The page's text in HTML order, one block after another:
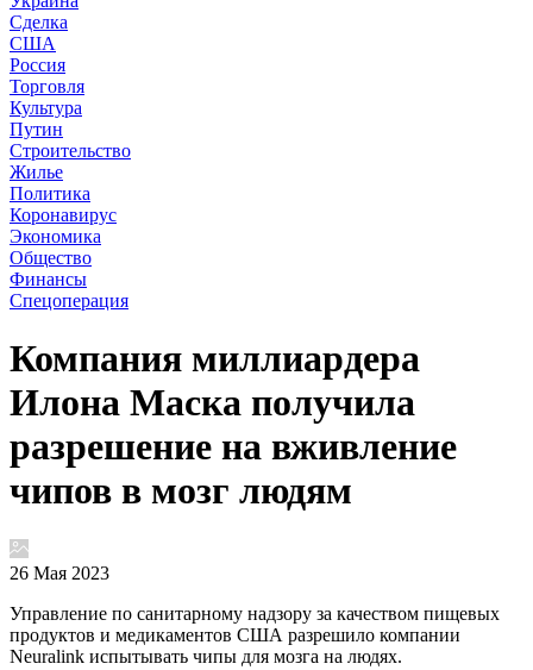
Сделка
США
Россия
Торговля
Культура
Путин
Строительство
Жилье
Политика
Коронавирус
Экономика
Общество
Финансы
Спецоперация
Компания миллиардера
Илона Маска получила
разрешение на вживление
чипов в мозг людям
26 Мая 2023
Управление по санитарному надзору за качеством пищевых
продуктов и медикаментов США разрешило компании
Neuralink испытывать чипы для мозга на людях.